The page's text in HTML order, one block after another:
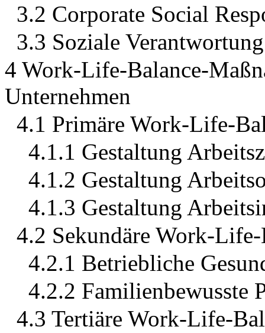
3.2 Corporate Social
3.3 Soziale Verantwortung
4 Work-Life-Balance-
Unternehmen
4.1 Primäre Work-Life-
4.1.1 Gestaltung
4.1.2 Gestaltung
4.1.3 Gestaltung
4.2 Sekundäre Work-
4.2.1 Betriebliche
4.2.2 Familienbewusste
4.3 Tertiäre Work-Life-